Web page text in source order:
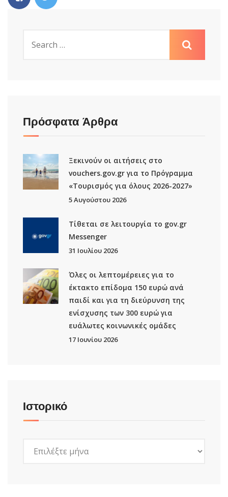
Πρόσφατα Άρθρα
Ξεκινούν οι αιτήσεις στο
vouchers.gov.gr για το Πρόγραμμα
«Τουρισμός για όλους 2026-2027»
5 Αυγούστου 2026
Τίθεται σε λειτουργία το gov.gr
Μessenger
31 Ιουλίου 2026
Όλες οι λεπτομέρειες για το
έκτακτο επίδομα 150 ευρώ ανά
παιδί και για τη διεύρυνση της
ενίσχυσης των 300 ευρώ για
ευάλωτες κοινωνικές ομάδες
17 Ιουνίου 2026
Ιστορικό